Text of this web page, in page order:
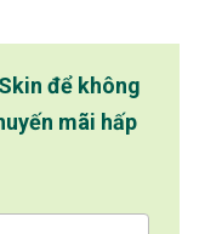
để không
mãi hấp